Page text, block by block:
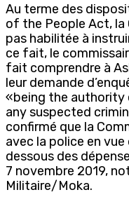
Au terme des
of the People Act, la
pas habilitée à
ce fait, le
fait comprendre à
leur demande
«being the
any suspected
confirmé que la
avec la police en
dessous des
7 novembre 2019,
Militaire/Moka.